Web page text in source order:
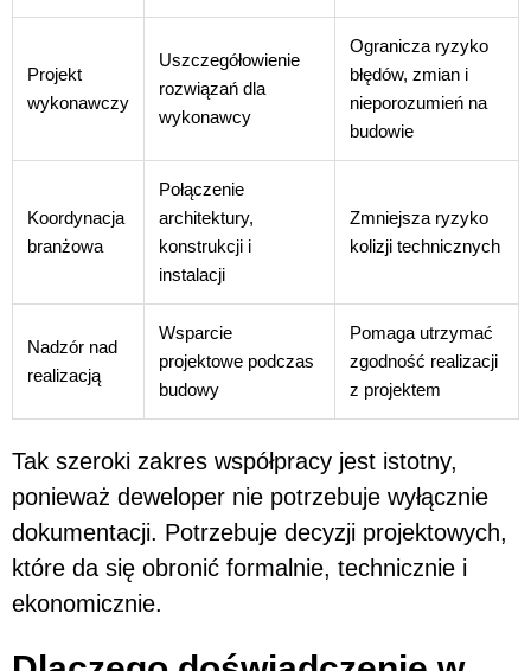
Projekt
wykonawczy
Uszczegółowienie
rozwiązań dla
wykonawcy
Ogranicza ryzyko
błędów, zmian i
nieporozumień na
budowie
Koordynacja
branżowa
Połączenie
architektury,
konstrukcji i
instalacji
Zmniejsza ryzyko
kolizji technicznych
Nadzór nad
realizacją
Wsparcie
projektowe podczas
budowy
Pomaga utrzymać
zgodność realizacji
z projektem
Tak szeroki zakres współpracy jest istotny,
ponieważ deweloper nie potrzebuje wyłącznie
dokumentacji. Potrzebuje decyzji projektowych,
które da się obronić formalnie, technicznie i
ekonomicznie.